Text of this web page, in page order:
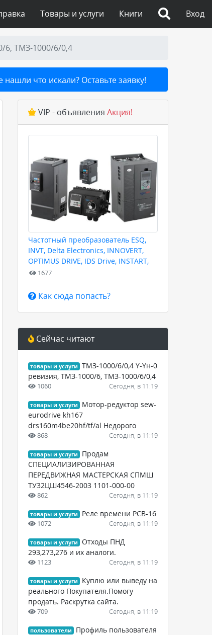
Вход
Книги
Товары и услуги
6, ТМЗ-1000/6/0,4
нашли что искали? Оставьте заявку!
VIP - объявления Акция!
Частотный преобразователь ESQ,
INVT, Delta Electronics, INNOVERT,
OPTIMUS DRIVE, IDS Drive, INSTART,
HYUNDAI для любых задач
1677
Как сюда попасть?
Сейчас читают
товары и услуги
ТМЗ-1000/6/0,4 Y-Yн-0
ревизия, ТМЗ-1000/6, ТМЗ-1000/6/0,4
1060 Сегодня, в 11:19
товары и услуги
Мотор-редуктор sew-
eurodrive kh167
drs160m4be20hf/tf/al Недорого
868 Сегодня, в 11:19
товары и услуги
Продам
СПЕЦИАЛИЗИРОВАННАЯ
ПЕРЕДВИЖНАЯ МАСТЕРСКАЯ СПМШ
ТУ32ЦШ4546-2003 1101-000-00
862 Сегодня, в 11:19
товары и услуги Реле времени РСВ-16
1072 Сегодня, в 11:19
товары и услуги
Отходы ПНД
293,273,276 и их аналоги.
1123 Сегодня, в 11:19
товары и услуги
Куплю или выведу на
реального Покупателя.Помогу
продать. Раскрутка сайта.
709 Сегодня, в 11:19
пользователи
Профиль пользователя